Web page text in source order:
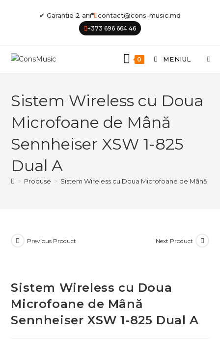
✔ Garanție 2 ani* contact@cons-music.md
+373 696 664 46
0 MENIUL
Sistem Wireless cu Doua
Microfoane de Mână
Sennheiser XSW 1-825
Dual A
> Produse > Sistem Wireless cu Doua Microfoane de Mână
Previous Product Next Product
Sistem Wireless cu Doua
Microfoane de Mână
Sennheiser XSW 1-825 Dual A